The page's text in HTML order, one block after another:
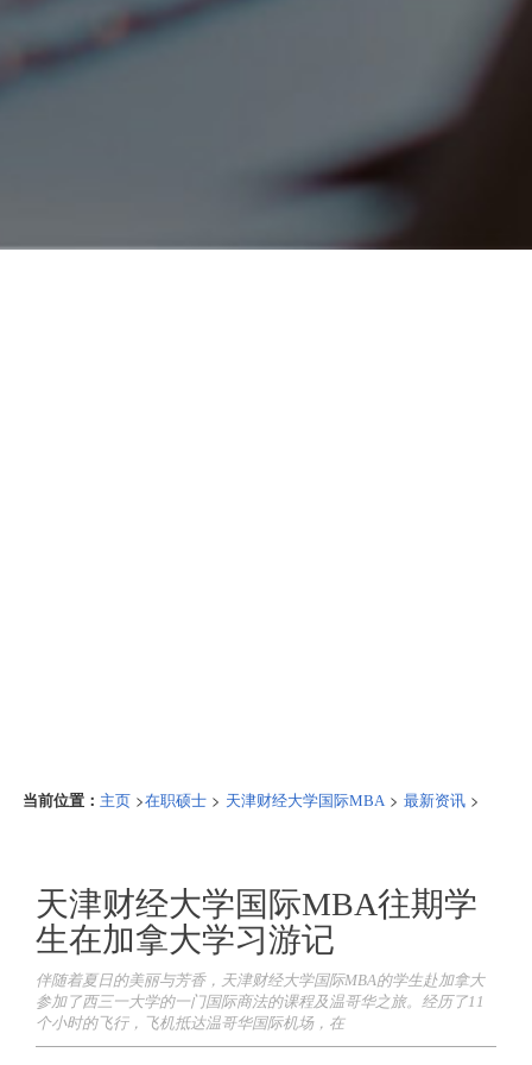
当前位置： 主页 >在职硕士 > 天津财经大学国际MBA >最新资讯 >
天津财经大学国际MBA往期学
生在加拿大学习游记
伴随着夏日的美丽与芳香，天津财经大学国际MBA的学生赴加拿大
参加了西三一大学的一门国际商法的课程及温哥华之旅。经历了11
个小时的飞行，飞机抵达温哥华国际机场，在